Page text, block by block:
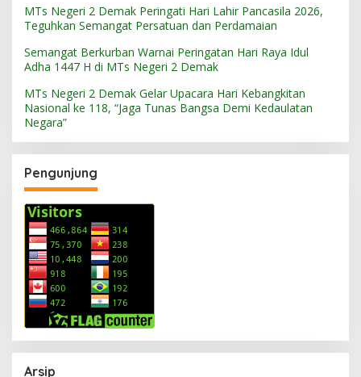
MTs Negeri 2 Demak Peringati Hari Lahir Pancasila 2026,
Teguhkan Semangat Persatuan dan Perdamaian
Semangat Berkurban Warnai Peringatan Hari Raya Idul
Adha 1447 H di MTs Negeri 2 Demak
MTs Negeri 2 Demak Gelar Upacara Hari Kebangkitan
Nasional ke 118, “Jaga Tunas Bangsa Demi Kedaulatan
Negara”
Pengunjung
Arsip